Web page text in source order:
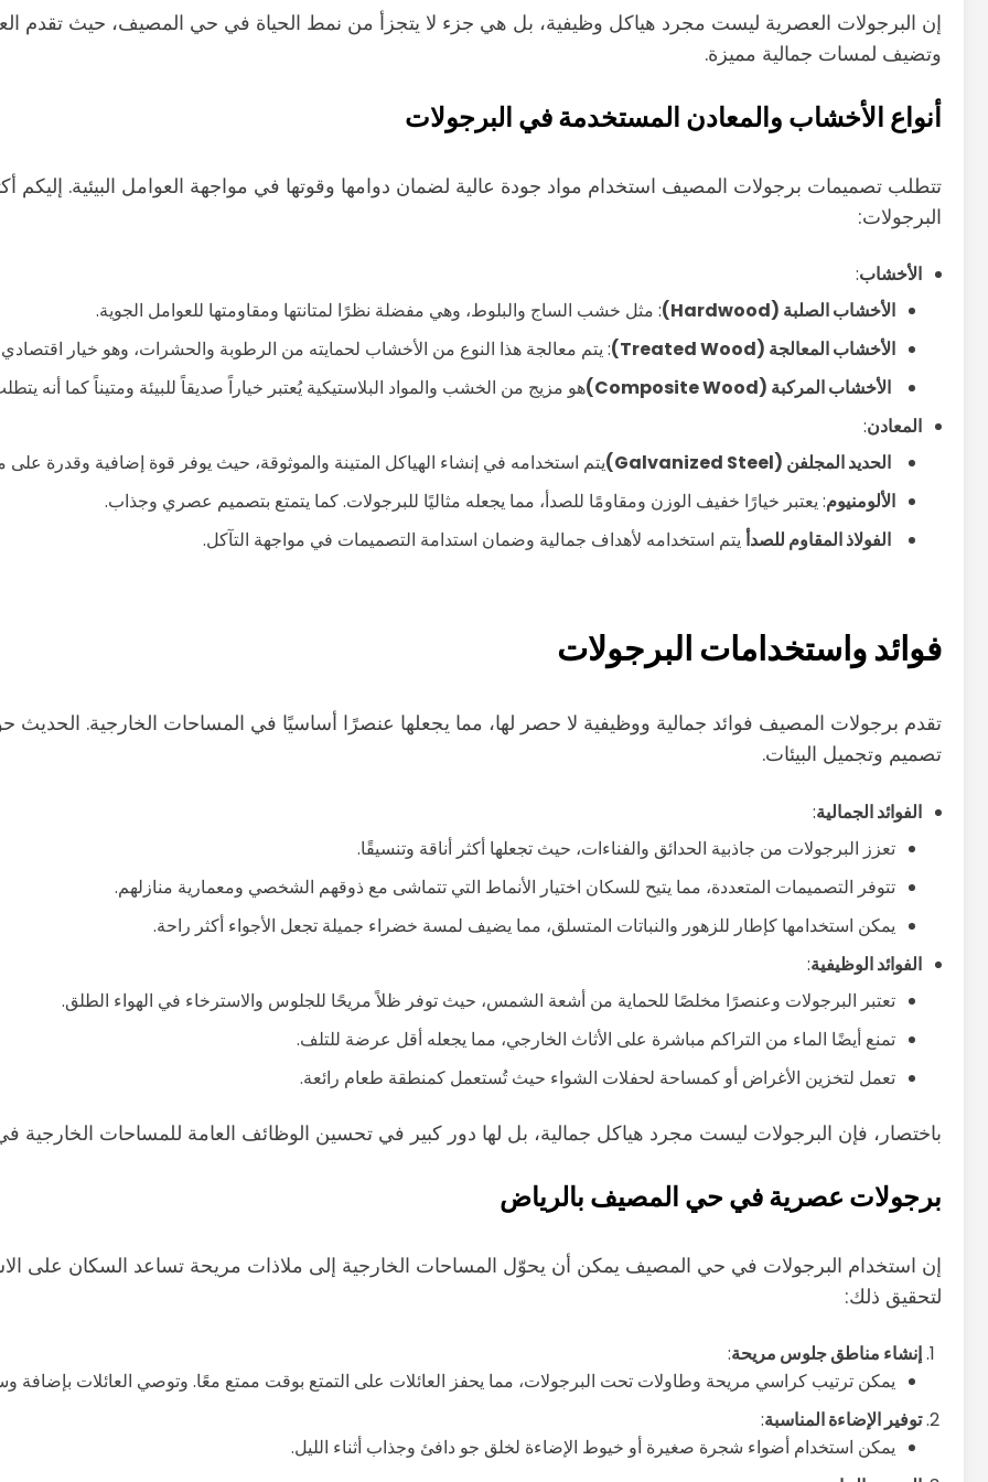
إن البرجولات العصرية ليست مجرد هياكل وظيفية، بل هي جزء لا يتجزأ من نمط الحياة في حي المصيف، حيث تقدم
وتضيف لمسات جمالية مميزة.
أنواع الأخشاب والمعادن المستخدمة في البرجولات
تتطلب تصميمات برجولات المصيف استخدام مواد جودة عالية لضمان دوامها وقوتها في مواجهة العوامل البيئية. إليكم
البرجولات:
الأخشاب:
الأخشاب الصلبة (Hardwood)
: مثل خشب الساج والبلوط، وهي مفضلة نظرًا لمتانتها ومقاومتها للعوامل الجوية.
الأخشاب المعالجة (Treated Wood)
: يتم معالجة هذا النوع من الأخشاب لحمايته من الرطوبة والحشرات، وهو خيار
الأخشاب المركبة (Composite Wood)
هو مزيج من الخشب والمواد البلاستيكية يُعتبر خياراً صديقاً للبيئة ومتيناً كما أنه
المعادن:
الحديد المجلفن (Galvanized Steel)
يتم استخدامه في إنشاء الهياكل المتينة والموثوقة، حيث يوفر قوة إضافية وقدرة على
الألومنيوم: يعتبر خيارًا خفيف الوزن ومقاومًا للصدأ، مما يجعله مثاليًا للبرجولات. كما يتمتع بتصميم عصري وجذاب.
الفولاذ المقاوم للصدأ يتم استخدامه لأهداف جمالية وضمان استدامة التصميمات في مواجهة التآكل.
فوائد واستخدامات البرجولات
تقدم برجولات المصيف فوائد جمالية ووظيفية لا حصر لها، مما يجعلها عنصرًا أساسيًا في المساحات الخارجية. الحديث
تصميم وتجميل البيئات.
الفوائد الجمالية:
تعزز البرجولات من جاذبية الحدائق والفناءات، حيث تجعلها أكثر أناقة وتنسيقًا.
تتوفر التصميمات المتعددة، مما يتيح للسكان اختيار الأنماط التي تتماشى مع ذوقهم الشخصي ومعمارية منازلهم.
يمكن استخدامها كإطار للزهور والنباتات المتسلق، مما يضيف لمسة خضراء جميلة تجعل الأجواء أكثر راحة.
الفوائد الوظيفية:
تعتبر البرجولات وعنصرًا مخلصًا للحماية من أشعة الشمس، حيث توفر ظلاً مريحًا للجلوس والاسترخاء في الهواء الطلق.
تمنع أيضًا الماء من التراكم مباشرة على الأثاث الخارجي، مما يجعله أقل عرضة للتلف.
تعمل لتخزين الأغراض أو كمساحة لحفلات الشواء حيث تُستعمل كمنطقة طعام رائعة.
باختصار، فإن البرجولات ليست مجرد هياكل جمالية، بل لها دور كبير في تحسين الوظائف العامة للمساحات
برجولات عصرية في حي المصيف بالرياض
إن استخدام البرجولات في حي المصيف يمكن أن يحوّل المساحات الخارجية إلى ملاذات مريحة تساعد السكان على
لتحقيق ذلك:
إنشاء مناطق جلوس مريحة:
يمكن ترتيب كراسي مريحة وطاولات تحت البرجولات، مما يحفز العائلات على التمتع بوقت ممتع معًا. وتوصي العائلات بإضافة
توفير الإضاءة المناسبة:
يمكن استخدام أضواء شجرة صغيرة أو خيوط الإضاءة لخلق جو دافئ وجذاب أثناء الليل.